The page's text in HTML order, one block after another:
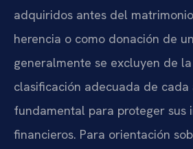
adquiridos antes del
herencia o como donación de
generalmente se excluyen de
clasificación adecuada de cada
fundamental para proteger sus
financieros. Para orientación